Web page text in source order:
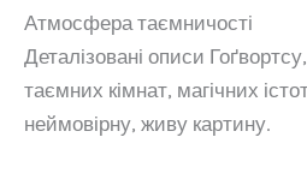
Атмосфера таємничості
Деталізовані описи
таємних кімнат, магічних
неймовірну, живу картину.